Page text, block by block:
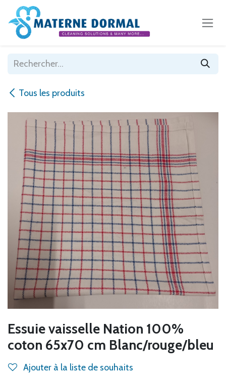
Se rendre au contenu
Tous les produits
Essuie vaisselle Nation 100%
coton 65x70 cm Blanc/rouge/bleu
Ajouter à la liste de souhaits